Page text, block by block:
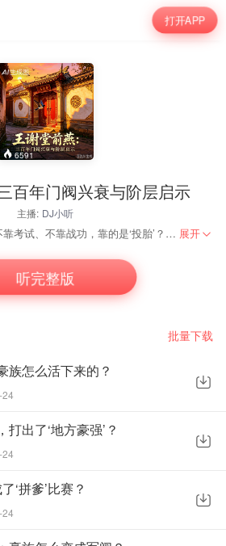
打开APP
6591
百年门阀兴衰与阶层启示
主播: DJ小听
你有没有想过，古代当官不靠考试、不靠战功，靠的是‘投胎’？那些世代把持朝政的豪门——琅琊王氏、陈郡谢氏、清河崔氏……他们是怎么起家的？又是怎么把国家变成自家‘家族企业’的？这套节目不聊枯燥的官职表，带你扒开门阀大族的高门大院，看看他们如何垄断权力、联姻内卷、甚至操控皇权。听完这你能看懂一半古装剧的‘家世’梗，也能明白‘旧时王谢堂前燕’背后真正的阶层密码。 展开
听完整版
批量下载
族怎么活下来的？
出了‘地方豪强’？
‘拼爹’比赛？